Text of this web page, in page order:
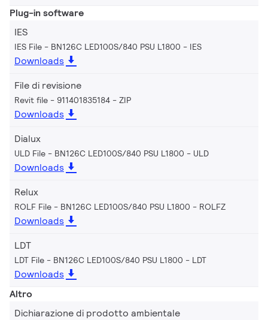
Plug-in software
IES
IES File - BN126C LED100S/840 PSU L1800 IES
Downloads
File di revisione
Revit file - 911401835184 ZIP
Downloads
Dialux
ULD File - BN126C LED100S/840 PSU L1800 ULD
Downloads
Relux
ROLF File - BN126C LED100S/840 PSU L1800 ROLFZ
Downloads
LDT
LDT File - BN126C LED100S/840 PSU L1800 LDT
Downloads
Altro
Dichiarazione di prodotto ambientale